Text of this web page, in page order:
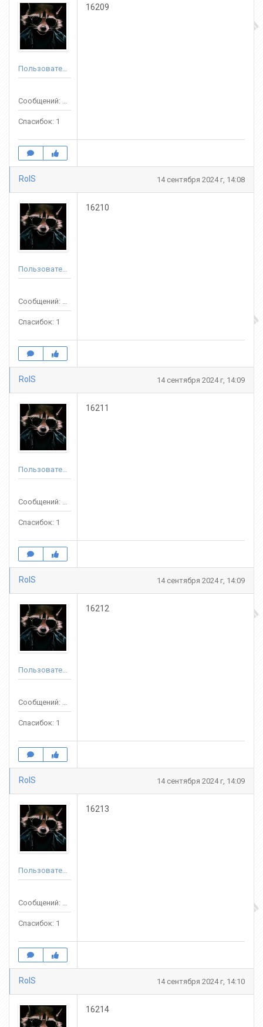
Пользователь
Сообщений: 72
Спасибок: 1
16209
RolS 14 сентября 2024 г, 14:08
Пользователь
Сообщений: 72
Спасибок: 1
16210
RolS 14 сентября 2024 г, 14:09
Пользователь
Сообщений: 72
Спасибок: 1
16211
RolS 14 сентября 2024 г, 14:09
Пользователь
Сообщений: 72
Спасибок: 1
16212
RolS 14 сентября 2024 г, 14:09
Пользователь
Сообщений: 72
Спасибок: 1
16213
RolS 14 сентября 2024 г, 14:10
16214